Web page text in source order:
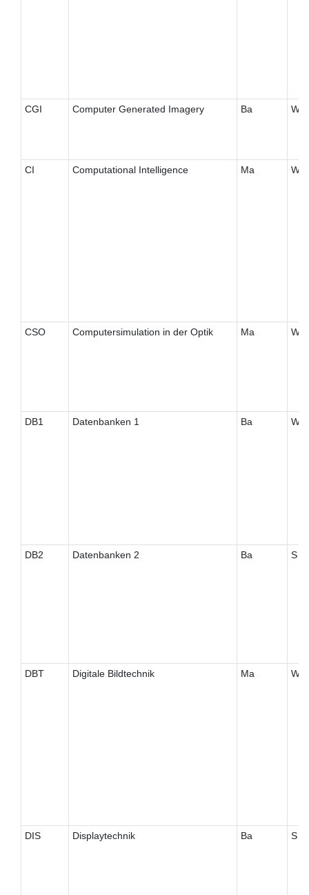
CGI Computer Generated Imagery Ba W
CI Computational Intelligence Ma W
CSO Computersimulation in der Optik Ma W
DB1 Datenbanken 1 Ba W
DB2 Datenbanken 2 Ba S
DBT Digitale Bildtechnik Ma W
DIS Displaytechnik Ba S